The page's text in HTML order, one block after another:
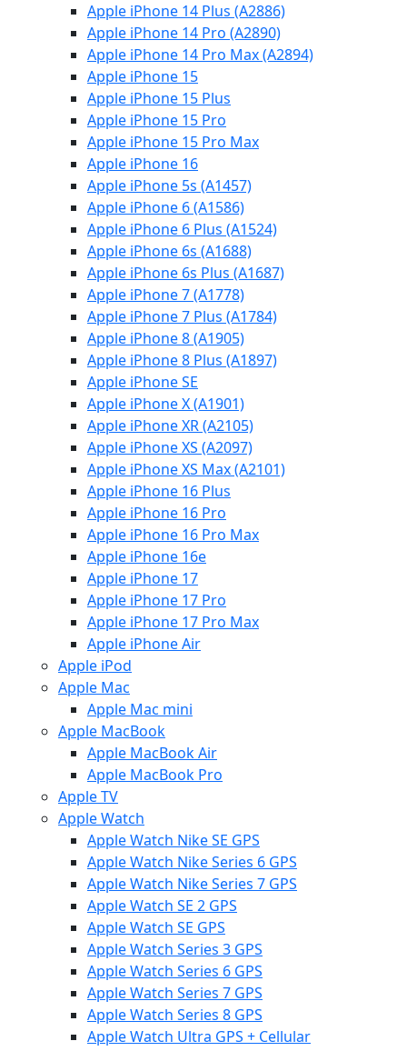
Apple iPhone 14 Plus (A2886)
Apple iPhone 14 Pro (A2890)
Apple iPhone 14 Pro Max (A2894)
Apple iPhone 15
Apple iPhone 15 Plus
Apple iPhone 15 Pro
Apple iPhone 15 Pro Max
Apple iPhone 16
Apple iPhone 5s (A1457)
Apple iPhone 6 (A1586)
Apple iPhone 6 Plus (A1524)
Apple iPhone 6s (A1688)
Apple iPhone 6s Plus (A1687)
Apple iPhone 7 (A1778)
Apple iPhone 7 Plus (A1784)
Apple iPhone 8 (A1905)
Apple iPhone 8 Plus (A1897)
Apple iPhone SE
Apple iPhone X (A1901)
Apple iPhone XR (A2105)
Apple iPhone XS (A2097)
Apple iPhone XS Max (A2101)
Apple iPhone 16 Plus
Apple iPhone 16 Pro
Apple iPhone 16 Pro Max
Apple iPhone 16e
Apple iPhone 17
Apple iPhone 17 Pro
Apple iPhone 17 Pro Max
Apple iPhone Air
Apple iPod
Apple Mac
Apple Mac mini
Apple MacBook
Apple MacBook Air
Apple MacBook Pro
Apple TV
Apple Watch
Apple Watch Nike SE GPS
Apple Watch Nike Series 6 GPS
Apple Watch Nike Series 7 GPS
Apple Watch SE 2 GPS
Apple Watch SE GPS
Apple Watch Series 3 GPS
Apple Watch Series 6 GPS
Apple Watch Series 7 GPS
Apple Watch Series 8 GPS
Apple Watch Ultra GPS + Cellular